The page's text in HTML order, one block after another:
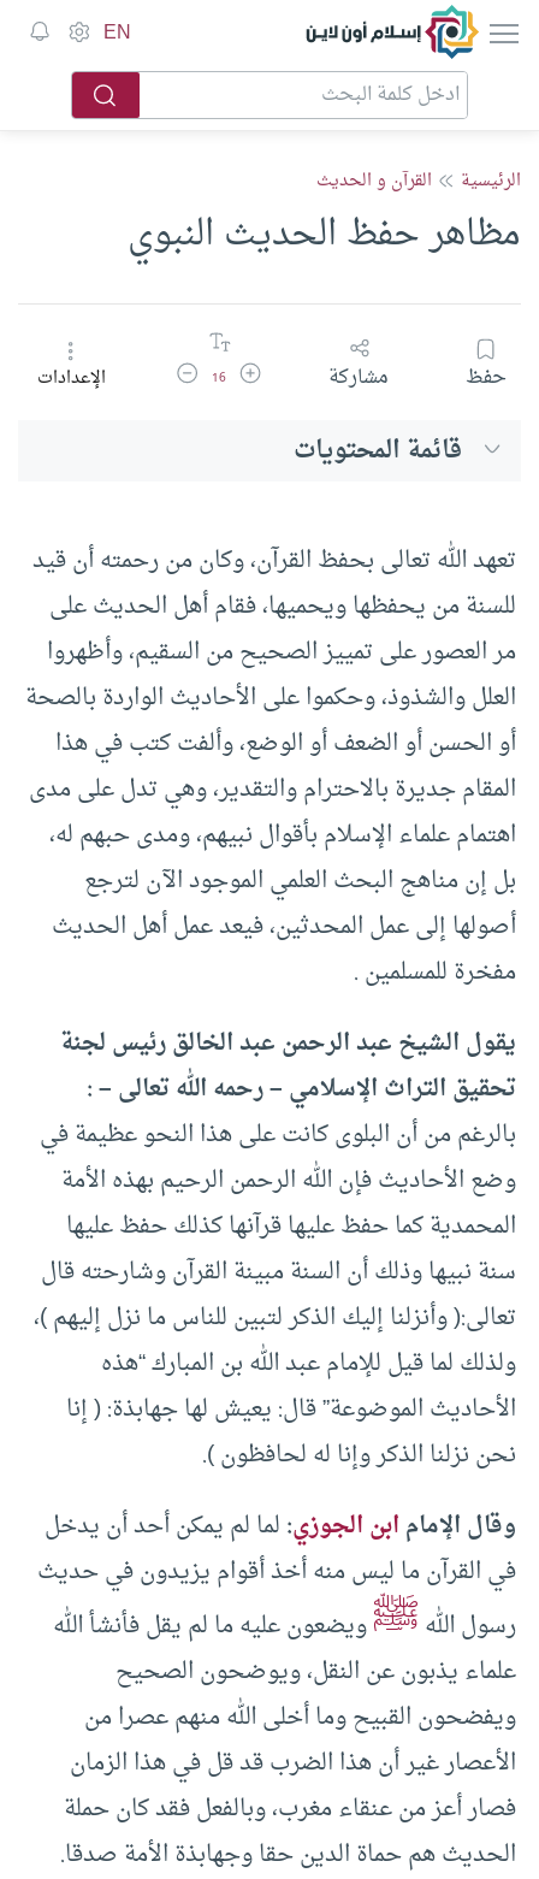
إسلام أون لاين EN
الرئيسية القرآن و الحديث
مظاهر حفظ الحديث النبوي
حفظ مشاركة زيادة حجم الخط
16 تقليل حجم الخطالإعدادات
قائمة المحتويات
تعهد الله تعالى بحفظ القرآن، وكان من رحمته أن قيد
للسنة من يحفظها ويحميها، فقام أهل الحديث على
مر العصور على تمييز الصحيح من السقيم، وأظهروا
العلل والشذوذ، وحكموا على الأحاديث الواردة بالصحة
أو الحسن أو الضعف أو الوضع، وألفت كتب في هذا
المقام جديرة بالاحترام والتقدير، وهي تدل على مدى
اهتمام علماء الإسلام بأقوال نبيهم، ومدى حبهم له،
بل إن مناهج البحث العلمي الموجود الآن لترجع
أصولها إلى عمل المحدثين، فيعد عمل أهل الحديث
مفخرة للمسلمين .
يقول الشيخ عبد الرحمن عبد الخالق رئيس لجنة
تحقيق التراث الإسلامي – رحمه الله تعالى – :
بالرغم من أن البلوى كانت على هذا النحو عظيمة في
وضع الأحاديث فإن الله الرحمن الرحيم بهذه الأمة
المحمدية كما حفظ عليها قرآنها كذلك حفظ عليها
سنة نبيها وذلك أن السنة مبينة القرآن وشارحته قال
تعالى:( وأنزلنا إليك الذكر لتبين للناس ما نزل إليهم )،
ولذلك لما قيل للإمام عبد الله بن المبارك “هذه
الأحاديث الموضوعة” قال: يعيش لها جهابذة: ( إنا
نحن نزلنا الذكر وإنا له لحافظون ).
وقال الإمامابن الجوزي:لما لم يمكن أحد أن يدخل
في القرآن ما ليس منه أخذ أقوام يزيدون في حديث
رسول اللهﷺويضعون عليه ما لم يقل فأنشأ الله
علماء يذبون عن النقل، ويوضحون الصحيح
ويفضحون القبيح وما أخلى الله منهم عصرا من
الأعصار غير أن هذا الضرب قد قل في هذا الزمان
فصار أعز من عنقاء مغرب، وبالفعل فقد كان حملة
الحديث هم حماة الدين حقا وجهابذة الأمة صدقا.